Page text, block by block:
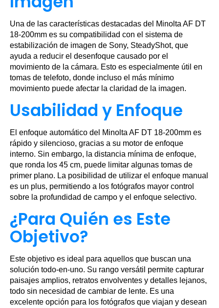
Una de las características destacadas del Minolta AF DT
18-200mm es su compatibilidad con el sistema de
estabilización de imagen de Sony, SteadyShot, que
ayuda a reducir el desenfoque causado por el
movimiento de la cámara. Esto es especialmente útil en
tomas de telefoto, donde incluso el más mínimo
movimiento puede afectar la claridad de la imagen.
Usabilidad y Enfoque
El enfoque automático del Minolta AF DT 18-200mm es
rápido y silencioso, gracias a su motor de enfoque
interno. Sin embargo, la distancia mínima de enfoque,
que ronda los 45 cm, puede limitar algunas tomas de
primer plano. La posibilidad de utilizar el enfoque manual
es un plus, permitiendo a los fotógrafos mayor control
sobre la profundidad de campo y el enfoque selectivo.
¿Para Quién es Este
Objetivo?
Este objetivo es ideal para aquellos que buscan una
solución todo-en-uno. Su rango versátil permite capturar
paisajes amplios, retratos envolventes y detalles lejanos,
todo sin necesidad de cambiar de lente. Es una
excelente opción para los fotógrafos que viajan y desean